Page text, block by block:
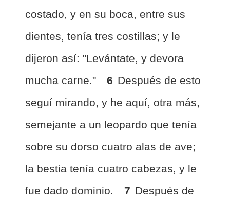
costado, y en su boca, entre sus
dientes, tenía tres costillas; y le
dijeron así: "Levántate, y devora
mucha carne."
6 Después de esto
seguí mirando, y he aquí, otra más,
semejante a un leopardo que tenía
sobre su dorso cuatro alas de ave;
la bestia tenía cuatro cabezas, y le
fue dado dominio.
7 Después de